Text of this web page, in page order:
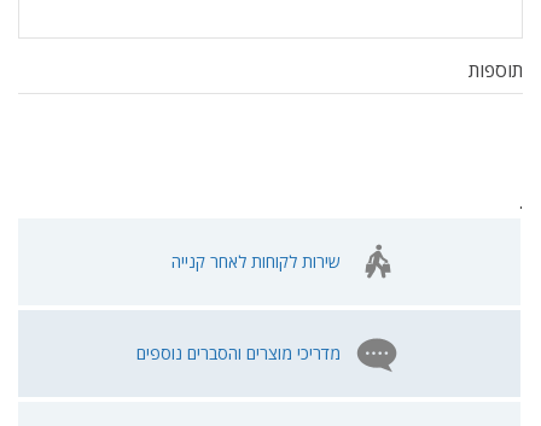
תוספות
.
שירות לקוחות לאחר קנייה
מדריכי מוצרים והסברים נוספים